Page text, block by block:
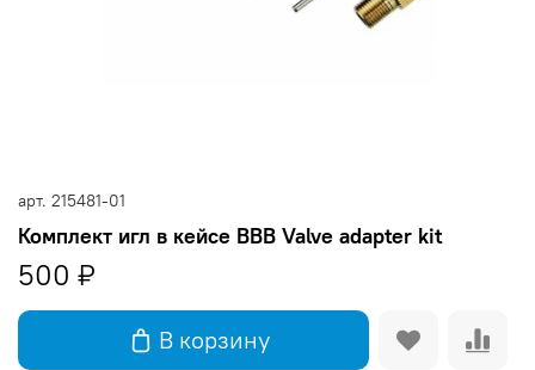
арт. 215481-01
Комплект игл в кейсе BBB Valve adapter kit
500 ₽
В корзину